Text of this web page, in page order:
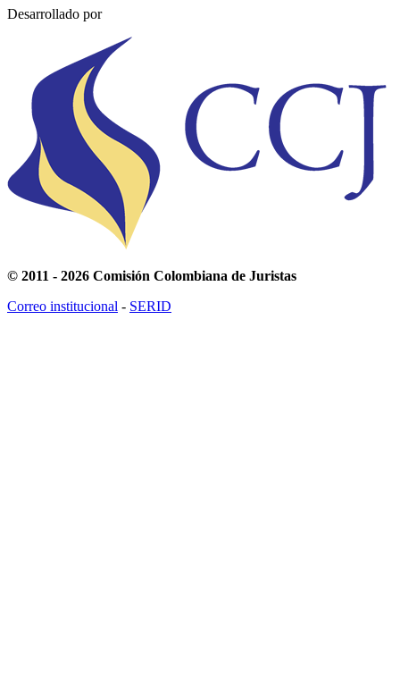
Desarrollado por
© 2011 - 2026 Comisión Colombiana de Juristas
Correo institucional - SERID